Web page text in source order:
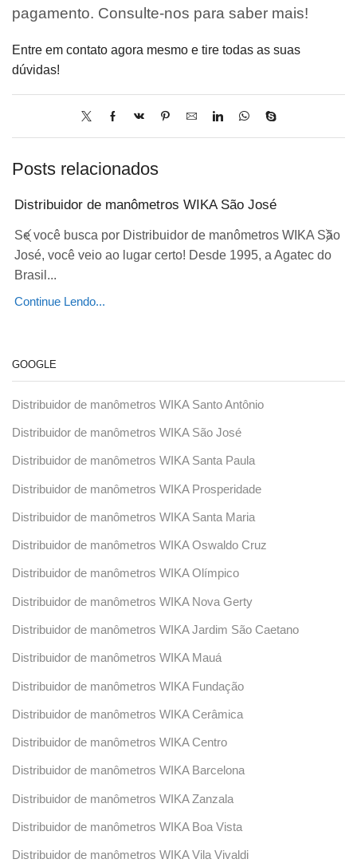
pagamento. Consulte-nos para saber mais!
Entre em contato agora mesmo e tire todas as suas
dúvidas!
Posts relacionados
Distribuidor de manômetros WIKA São José
Se você busca por Distribuidor de manômetros WIKA São
José, você veio ao lugar certo! Desde 1995, a Agatec do
Brasil...
Continue Lendo...
GOOGLE
Distribuidor de manômetros WIKA Santo Antônio
Distribuidor de manômetros WIKA São José
Distribuidor de manômetros WIKA Santa Paula
Distribuidor de manômetros WIKA Prosperidade
Distribuidor de manômetros WIKA Santa Maria
Distribuidor de manômetros WIKA Oswaldo Cruz
Distribuidor de manômetros WIKA Olímpico
Distribuidor de manômetros WIKA Nova Gerty
Distribuidor de manômetros WIKA Jardim São Caetano
Distribuidor de manômetros WIKA Mauá
Distribuidor de manômetros WIKA Fundação
Distribuidor de manômetros WIKA Cerâmica
Distribuidor de manômetros WIKA Centro
Distribuidor de manômetros WIKA Barcelona
Distribuidor de manômetros WIKA Zanzala
Distribuidor de manômetros WIKA Boa Vista
Distribuidor de manômetros WIKA Vila Vivaldi